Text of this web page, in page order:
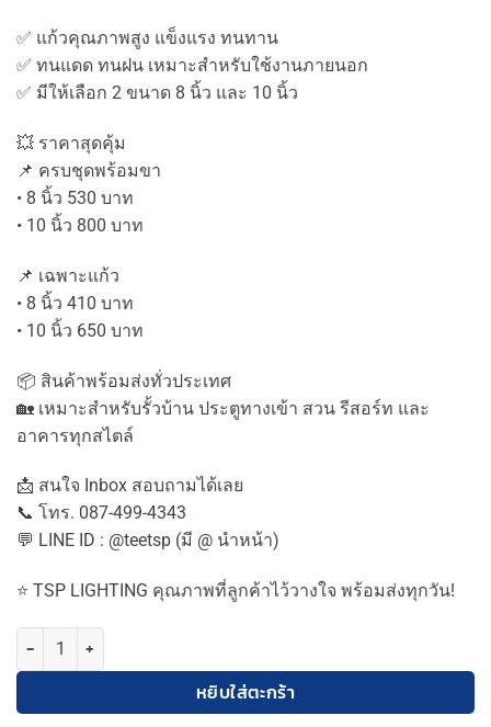
✅ แก้วคุณภาพสูง แข็งแรง ทนทาน
✅ ทนแดด ทนฝน เหมาะสำหรับใช้งานภายนอก
✅ มีให้เลือก 2 ขนาด 8 นิ้ว และ 10 นิ้ว
💥 ราคาสุดคุ้ม
📌 ครบชุดพร้อมขา
• 8 นิ้ว 530 บาท
• 10 นิ้ว 800 บาท
📌 เฉพาะแก้ว
• 8 นิ้ว 410 บาท
• 10 นิ้ว 650 บาท
📦 สินค้าพร้อมส่งทั่วประเทศ
🏡 เหมาะสำหรับรั้วบ้าน ประตูทางเข้า สวน รีสอร์ท และ
อาคารทุกสไตล์
📩 สนใจ Inbox สอบถามได้เลย
📞 โทร. 087-499-4343
💬 LINE ID : @teetsp (มี @ นำหน้า)
⭐ TSP LIGHTING คุณภาพที่ลูกค้าไว้วางใจ พร้อมส่งทุกวัน!
จำนวน โคมไฟหัวเสาแก้วมะพร้าวTSP ชิ้น
หยิบใส่ตะกร้า